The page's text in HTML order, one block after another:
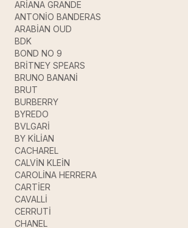
ARİANA GRANDE
ANTONİO BANDERAS
ARABİAN OUD
BDK
BOND NO 9
BRİTNEY SPEARS
BRUNO BANANİ
BRUT
BURBERRY
BYREDO
BVLGARİ
BY KİLİAN
CACHAREL
CALVİN KLEİN
CAROLİNA HERRERA
CARTİER
CAVALLİ
CERRUTİ
CHANEL